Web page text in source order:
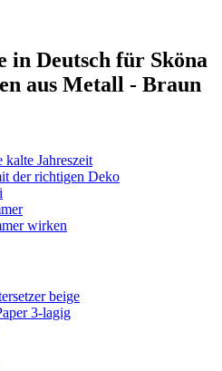
in Deutsch für Sköna
aus Metall - Braun
kalte Jahreszeit
der richtigen Deko
wirken
beige
3-lagig